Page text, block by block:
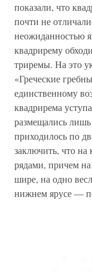
показали, что
почти не
неожиданностью
квадрирему
триремы. На это
«Греческие
единственному
квадрирема
размещались
приходилось по
заключить, что на
рядами, причем на
шире, на одно
нижнем ярусе —